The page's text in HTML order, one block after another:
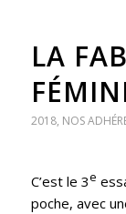
LA
2018, NOS
C’est le 3e
poche, avec